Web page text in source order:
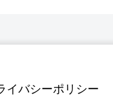
イバシーポリシー